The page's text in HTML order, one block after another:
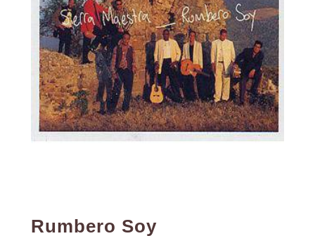
Rumbero Soy